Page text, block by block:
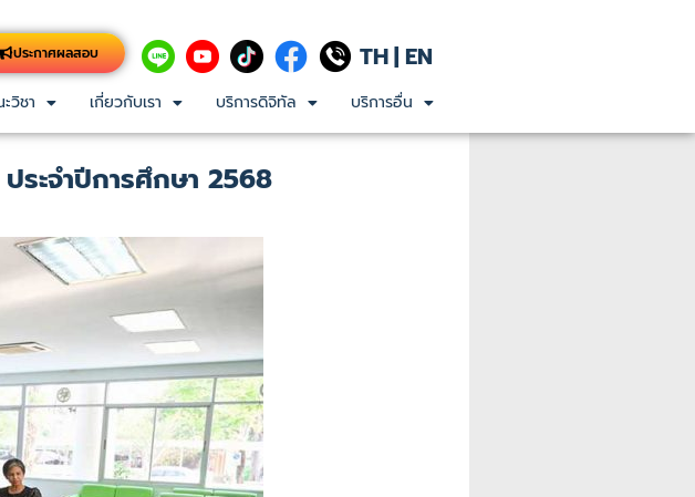
ประกาศผลสอบ TH| EN
วิชา เกี่ยวกับเรา บริการดิจิทัล บริการอื่น
ระจำปีการศึกษา 2568